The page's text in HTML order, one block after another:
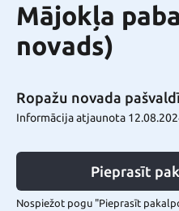
Mājokļa
novads)
Ropažu novada
Informācija atjaunota
Pieprasīt
Nospiežot pogu "Pieprasīt